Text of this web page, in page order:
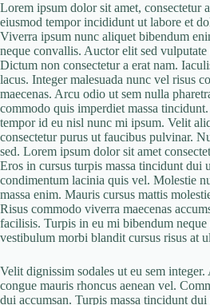
Lorem ipsum dolor sit amet, consectetur
eiusmod tempor incididunt ut labore et
Viverra ipsum nunc aliquet bibendum
neque convallis. Auctor elit sed vulputate
Dictum non consectetur a erat nam.
lacus. Integer malesuada nunc vel risus
maecenas. Arcu odio ut sem nulla
commodo quis imperdiet massa
tempor id eu nisl nunc mi ipsum. Velit
consectetur purus ut faucibus pulvinar.
sed. Lorem ipsum dolor sit amet
Eros in cursus turpis massa tincidunt dui
condimentum lacinia quis vel. Molestie
massa enim. Mauris cursus mattis
Risus commodo viverra maecenas
facilisis. Turpis in eu mi bibendum neque
vestibulum morbi blandit cursus risus at
Velit dignissim sodales ut eu sem
congue mauris rhoncus aenean vel.
dui accumsan. Turpis massa tincidunt